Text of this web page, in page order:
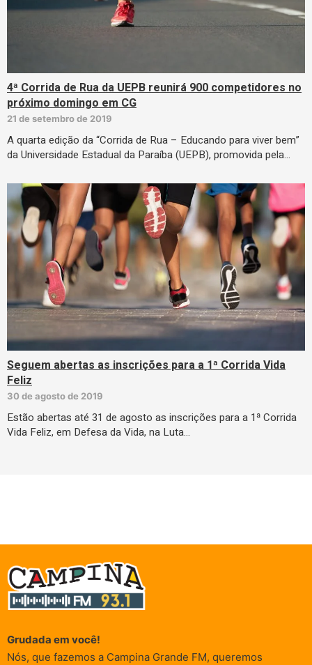
4ª Corrida de Rua da UEPB reunirá 900 competidores no
próximo domingo em CG
21 de setembro de 2019
A quarta edição da “Corrida de Rua – Educando para viver bem”
da Universidade Estadual da Paraíba (UEPB), promovida pela…
Seguem abertas as inscrições para a 1ª Corrida Vida
Feliz
30 de agosto de 2019
Estão abertas até 31 de agosto as inscrições para a 1ª Corrida
Vida Feliz, em Defesa da Vida, na Luta…
Grudada em você!
Nós, que fazemos a Campina Grande FM, queremos